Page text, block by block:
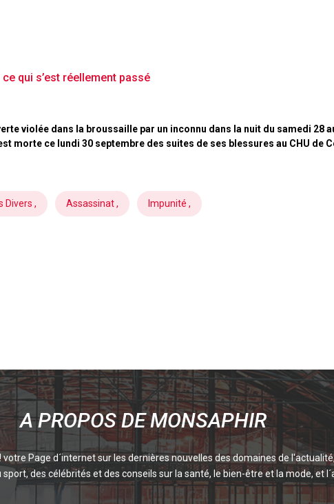
qui s’est réellement passé
violée dans la broussaille par un inconnu dans la nuit du samedi 28
morte ce lundi 30 septembre des suites de ses blessures au CHU de
Divers , Assassinat , Impunité ,
A PROPOS DE MONSAPHIR
votre Page d´internet sur les dernières nouvelles des domaines de
des célébrités et des conseils sur la santé, le bien-être et la mode, et